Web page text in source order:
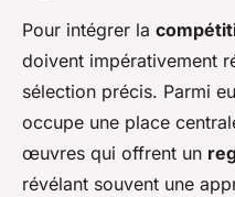
Pour intégrer la
doivent impérativement
sélection précis. Parmi
occupe une place
œuvres qui offrent un
révélant souvent une